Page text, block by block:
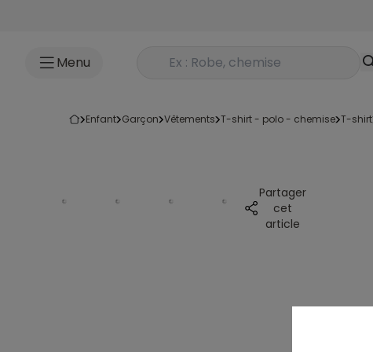
Menu Rechercher un produit
enfant garçon vêtements t-shirt - polo - chemise t-shirt
Partager
cet
article